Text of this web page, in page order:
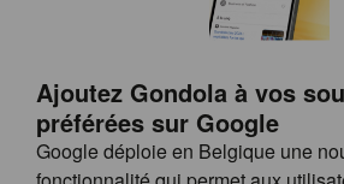
Ajoutez Gondola à vos
préférées sur Google
Google déploie en Belgique une